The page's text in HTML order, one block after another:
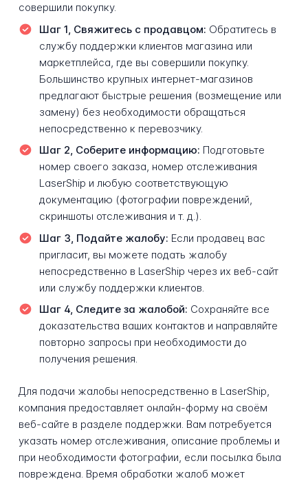
совершили покупку.
Шаг 1, Свяжитесь с продавцом: Обратитесь в
службу поддержки клиентов магазина или
маркетплейса, где вы совершили покупку.
Большинство крупных интернет-магазинов
предлагают быстрые решения (возмещение или
замену) без необходимости обращаться
непосредственно к перевозчику.
Шаг 2, Соберите информацию: Подготовьте
номер своего заказа, номер отслеживания
LaserShip и любую соответствующую
документацию (фотографии повреждений,
скриншоты отслеживания и т. д.).
Шаг 3, Подайте жалобу: Если продавец вас
пригласит, вы можете подать жалобу
непосредственно в LaserShip через их веб-сайт
или службу поддержки клиентов.
Шаг 4, Следите за жалобой: Сохраняйте все
доказательства ваших контактов и направляйте
повторно запросы при необходимости до
получения решения.
Для подачи жалобы непосредственно в LaserShip,
компания предоставляет онлайн-форму на своём
веб-сайте в разделе поддержки. Вам потребуется
указать номер отслеживания, описание проблемы и
при необходимости фотографии, если посылка была
повреждена. Время обработки жалоб может